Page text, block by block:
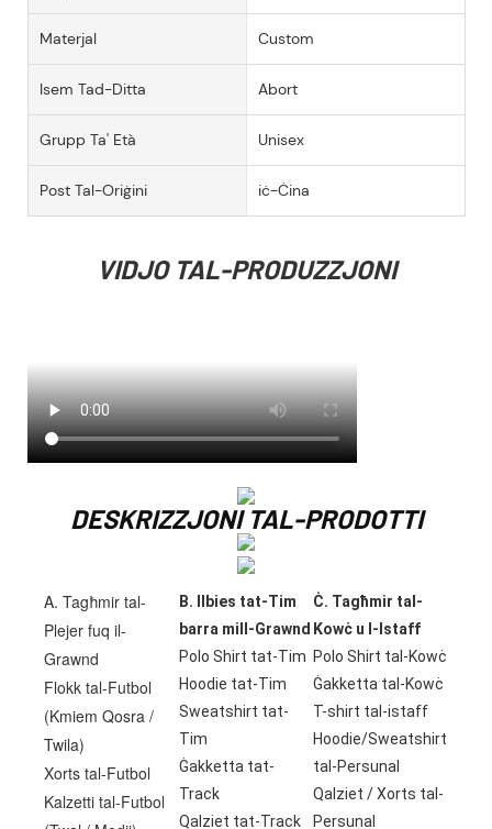
Materjal Custom
Isem Tad-Ditta Abort
Grupp Ta' Età Unisex
Post Tal-Oriġini iċ-Ċina
VIDJO TAL-PRODUZZJONI
DESKRIZZJONI TAL-PRODOTTI
A. Tagħmir tal-
Plejer fuq il-
Grawnd
Flokk tal-Futbol
(Kmiem Qosra /
Twila)
Xorts tal-Futbol
Kalzetti tal-Futbol
B. Ilbies tat-Tim
barra mill-Grawnd
Polo Shirt tat-Tim
Hoodie tat-Tim
Sweatshirt tat-
Tim
Ġakketta tat-
Track
Qalziet tat-Track
Ċ. Tagħmir tal-
Kowċ u l-Istaff
Polo Shirt tal-Kowċ
Ġakketta tal-Kowċ
T-shirt tal-istaff
Hoodie/Sweatshirt
tal-Persunal
Qalziet / Xorts tal-
Persunal